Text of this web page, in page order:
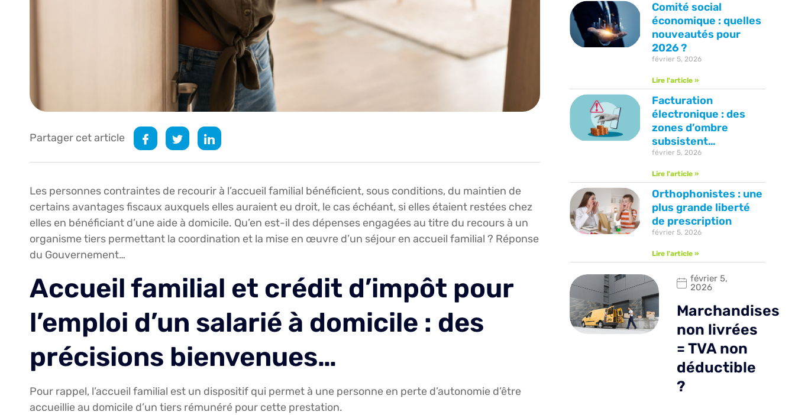
Partager cet article
Les personnes contraintes de recourir à l’accueil familial bénéficient, sous conditions, du maintien de
certains avantages fiscaux auxquels elles auraient eu droit, le cas échéant, si elles étaient restées chez
elles en bénéficiant d’une aide à domicile. Qu’en est-il des dépenses engagées au titre du recours à un
organisme tiers permettant la coordination et la mise en œuvre d’un séjour en accueil familial ? Réponse
du Gouvernement…
Accueil familial et crédit d’impôt pour
l’emploi d’un salarié à domicile : des
précisions bienvenues…
Pour rappel, l’accueil familial est un dispositif qui permet à une personne en perte d’autonomie d’être
accueillie au domicile d’un tiers rémunéré pour cette prestation.
Comité social
économique : quelles
nouveautés pour
2026 ?
février 5, 2026
Lire l'article »
Facturation
électronique : des
zones d’ombre
subsistent…
février 5, 2026
Lire l'article »
Orthophonistes : une
plus grande liberté
de prescription
février 5, 2026
Lire l'article »
février 5,
2026
Marchandises
non livrées
= TVA non
déductible
?